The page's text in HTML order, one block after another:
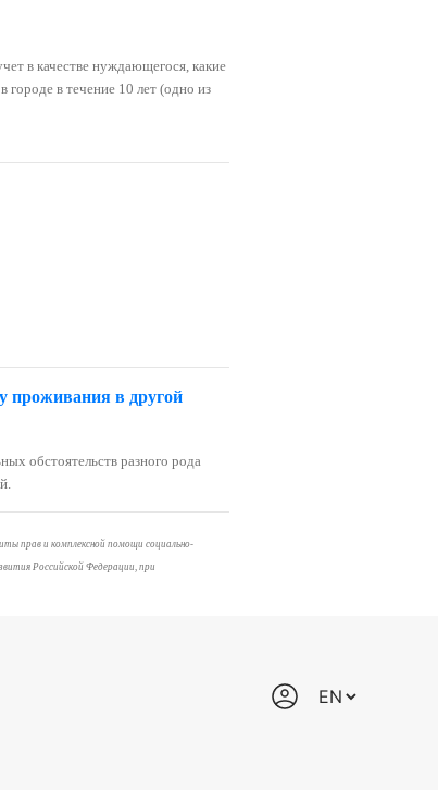
в качестве нуждающегося, какие
городе в течение 10 лет (одно из
проживания в другой
обстоятельств разного рода
прав и комплексной помощи социально-
Российской Федерации, при